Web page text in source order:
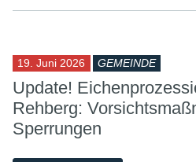
19. Juni 2026 GEMEINDE
Update!
Rehberg:
Sperrungen